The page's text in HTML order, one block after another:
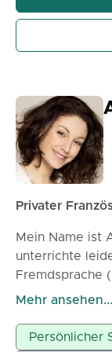
Privater
Mein Name ist
unterrichte
Fremdsprache
London
Vereinigten
Mehr ansehen...
Persönlicher